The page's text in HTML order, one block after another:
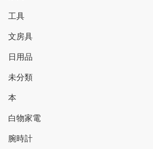
工具
文房具
日用品
未分類
本
白物家電
腕時計